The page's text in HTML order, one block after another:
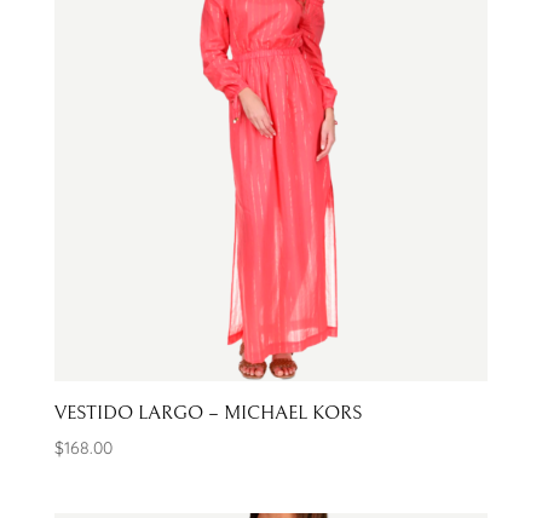
VESTIDO LARGO – MICHAEL KORS
$168.00